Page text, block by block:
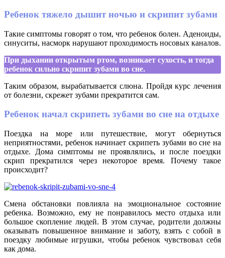
Ребенок тяжело дышит ночью и скрипит зубами
Такие симптомы говорят о том, что ребенок болен. Аденоиды,
синуситы, насморк нарушают проходимость носовых каналов.
При дыхании открытым ртом, возникает сухость, и тогда
ребенок сильно скрипит зубами во сне.
Таким образом, вырабатывается слюна. Пройдя курс лечения
от болезни, скрежет зубами прекратится сам.
Ребенок начал скрипеть зубами во сне на отдыхе
Поездка на море или путешествие, могут обернуться
неприятностями, ребенок начинает скрипеть зубами во сне на
отдыхе. Дома симптомы не проявлялись, и после поездки
скрип прекратился через некоторое время. Почему такое
происходит?
Смена обстановки повлияла на эмоциональное состояние
ребенка. Возможно, ему не понравилось место отдыха или
большое скопление людей. В этом случае, родители должны
оказывать повышенное внимание и заботу, взять с собой в
поездку любимые игрушки, чтобы ребенок чувствовал себя
как дома.